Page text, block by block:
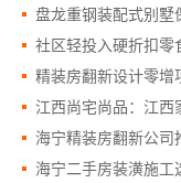
江西尚宅尚品：江西